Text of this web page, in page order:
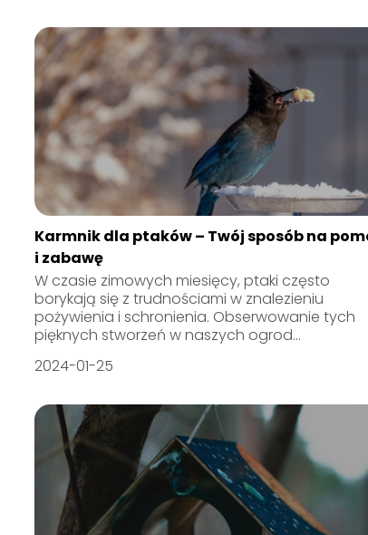
Karmnik dla ptaków – Twój sposób na
i zabawę
W czasie zimowych miesięcy, ptaki często
borykają się z trudnościami w znalezieniu
pożywienia i schronienia. Obserwowanie tych
pięknych stworzeń w naszych ogrod...
2024-01-25